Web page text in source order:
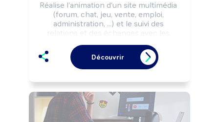
Réalise l'animation d'un site multimédia
(forum, chat, jeu, vente, emploi,
administration, ...) et le suivi des
relations et des échanges avec les
Peut coordonner une équipe.
Découvrir